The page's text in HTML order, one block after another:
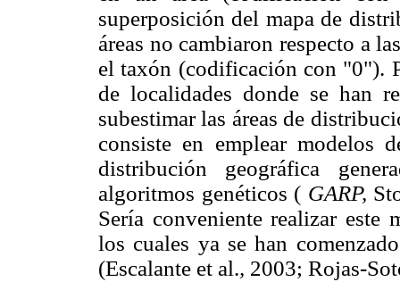
superposición del mapa de
áreas no cambiaron respecto a
el taxón (codificación con "0").
de localidades donde se han
subestimar las áreas de
consiste en emplear modelos
distribución geográfica
algoritmos genéticos ( GARP,
Sería conveniente realizar este
los cuales ya se han
(Escalante et al., 2003; Rojas-